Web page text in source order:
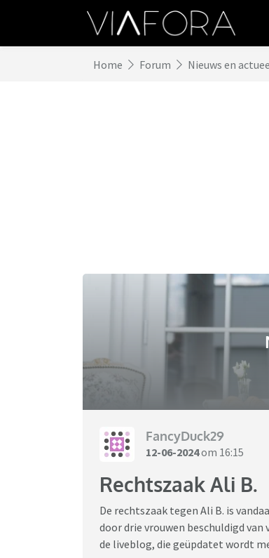
Home Forum Nieuws en
FancyDuck29
12-06-2024om 16:15
Rechtszaak Ali B.
De rechtszaak tegen Ali B. is
door drie vrouwen beschuldigd
de liveblog, die geüpdatet wordt